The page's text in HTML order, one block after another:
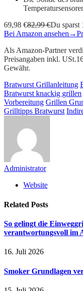
69,98 €82,99 €Du sparst
Bei Amazon ansehen→
Als Amazon-Partner
Preisangaben inkl.
Gewähr.
Bratwurst Grillanleitung
Bratwurst knackig grillen
Vorbereitung Grillen
Grilltipps Bratwurst
Administrator
Website
Related Posts
So gelingt die
verantwortungsvoll im
16. Juli 2026
Smoker Grundlagen